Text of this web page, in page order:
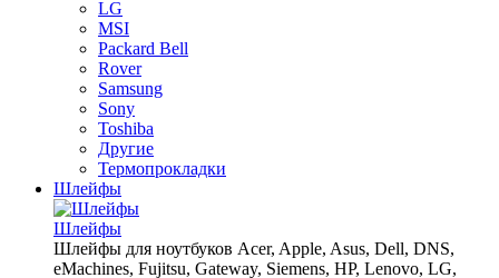
LG
MSI
Packard Bell
Rover
Samsung
Sony
Toshiba
Другие
Термопрокладки
Шлейфы
Шлейфы
Шлейфы для ноутбуков Acer, Apple, Asus, Dell, DNS,
eMachines, Fujitsu, Gateway, Siemens, HP, Lenovo, LG,